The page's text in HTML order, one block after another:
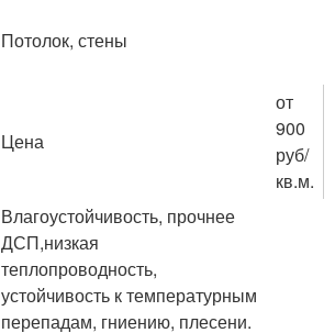
Потолок, стены
Цена
от
900
руб/
кв.м.
Влагоустойчивость, прочнее
ДСП,низкая
теплопроводность,
устойчивость к температурным
перепадам, гниению, плесени.